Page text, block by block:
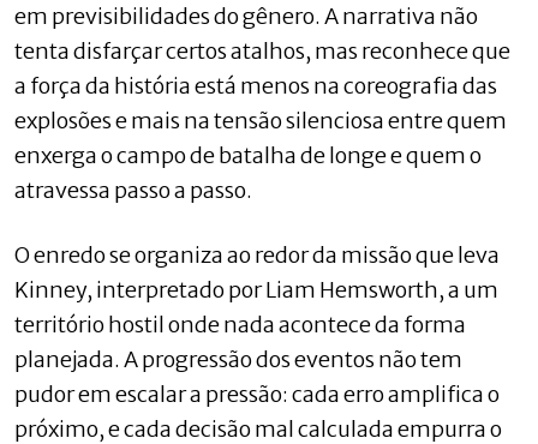
em previsibilidades do gênero. A narrativa não
tenta disfarçar certos atalhos, mas reconhece que
a força da história está menos na coreografia das
explosões e mais na tensão silenciosa entre quem
enxerga o campo de batalha de longe e quem o
atravessa passo a passo.
O enredo se organiza ao redor da missão que leva
Kinney, interpretado por Liam Hemsworth, a um
território hostil onde nada acontece da forma
planejada. A progressão dos eventos não tem
pudor em escalar a pressão: cada erro amplifica o
próximo, e cada decisão mal calculada empurra o